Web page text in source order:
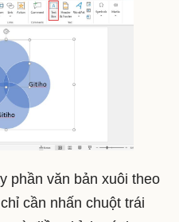
phần văn bản xuôi theo
cần nhấn chuột trái